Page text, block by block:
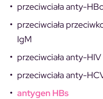
przeciwciała anty-HBc
przeciwciała
IgM
przeciwciała anty-HIV
przeciwciała anty-
antygen HBs